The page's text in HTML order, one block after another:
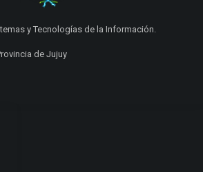
y Tecnologías de la Información.
de Jujuy